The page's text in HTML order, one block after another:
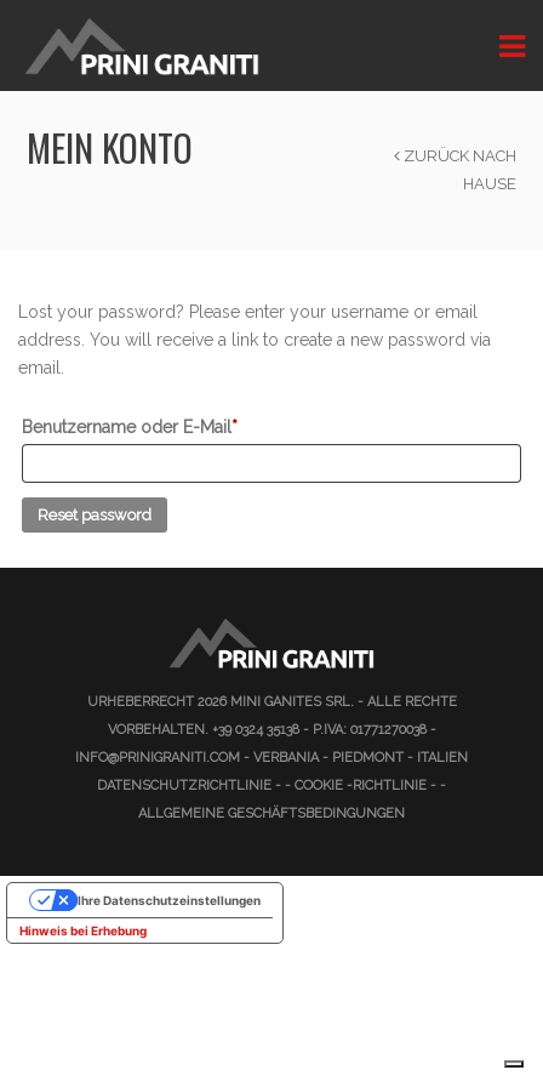
MEIN KONTO
ZURÜCK NACH
HAUSE
Lost your password? Please enter your username or email
address. You will receive a link to create a new password via
email.
Benutzername oder E-Mail*Erforderlich
Reset password
URHEBERRECHT 2026 MINI GANITES SRL.- ALLE RECHTE
VORBEHALTEN. +39 0324 35138- P.IVA: 01771270038 -
INFO@PRINIGRANITI.COM - VERBANIA - PIEDMONT - ITALIEN
DATENSCHUTZRICHTLINIE - - COOKIE -RICHTLINIE - -
ALLGEMEINE GESCHÄFTSBEDINGUNGEN
Hinweis bei Erhebung
Ihre Datenschutzeinstellungen